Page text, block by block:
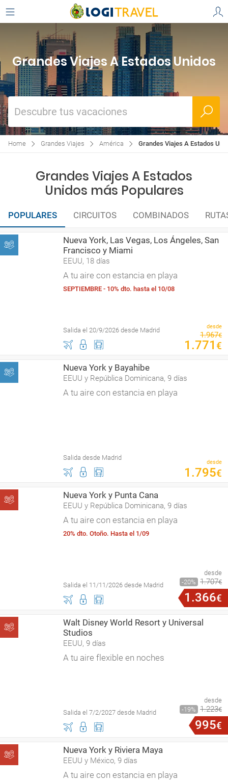
Grandes Viajes A Estados Unidos
Descubre tus vacaciones
Home Grandes Viajes América Grandes Viajes A Estados
Grandes Viajes A Estados
Unidos más Populares
POPULARES CIRCUITOS COMBINADOS
Nueva York, Las Vegas, Los Ángeles, San
Francisco y Miami
EEUU, 18 días
A tu aire con estancia en playa
SEPTIEMBRE - 10% dto. hasta el 10/08
Salida el 20/9/2026 desde Madrid desde
1.967€
1 .771 €
Nueva York y Bayahibe
EEUU y República Dominicana, 9 días
A tu aire con estancia en playa
Salida desde Madrid
desde
1 .795€
Nueva York y Punta Cana
EEUU y República Dominicana, 9 días
A tu aire con estancia en playa
20% dto. Otoño. Hasta el 1/09
Salida el 11/11/2026 desde Madrid
desde
20
1.707€
1 .366€
Walt Disney World Resort y Universal
Studios
EEUU, 9 días
A tu aire flexible en noches
Salida el 7/2/2027 desde Madrid
desde
19
1.223€
995€
Nueva York y Riviera Maya
EEUU y México, 9 días
A tu aire con estancia en playa